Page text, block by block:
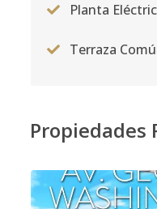
Planta
Terraza
Propiedades